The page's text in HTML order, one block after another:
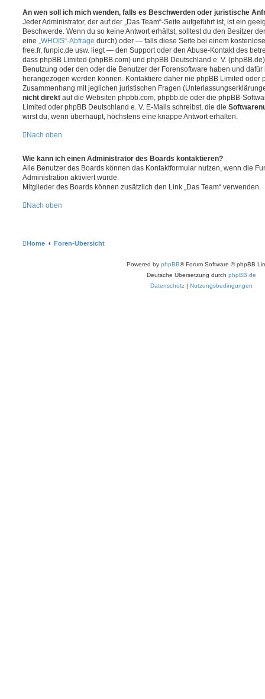
An wen soll ich mich wenden, falls es Beschwerden oder juristische
Jeder Administrator, der auf der „Das Team“-Seite aufgeführt ist, ist ein
Beschwerde. Wenn du so keine Antwort erhältst, solltest du den Besitzer
eine „WHOIS“-Abfrage durch) oder — falls diese Seite bei einem
free.fr, funpic.de usw. liegt — den Support oder den Abuse-Kontakt des
dass phpBB Limited (phpBB.com) und phpBB Deutschland e. V.
Benutzung oder den oder die Benutzer der Forensoftware haben und
herangezogen werden können. Kontaktiere daher nie phpBB Limited oder
Zusammenhang mit jeglichen juristischen Fragen
nicht direkt auf die Websiten phpbb.com, phpbb.de oder die phpBB-
Limited oder phpBB Deutschland e. V. E-Mails schreibst, die die
wirst du, wenn überhaupt, höchstens eine knappe Antwort erhalten.
Nach oben
Wie kann ich einen Administrator des Boards kontaktieren?
Alle Benutzer des Boards können das Kontaktformular nutzen, wenn die
Administration aktiviert wurde.
Mitglieder des Boards können zusätzlich den Link „Das Team“ verwenden.
Nach oben
Home Foren-Übersicht
Powered by phpBB® Forum Software © phpBB
Deutsche Übersetzung durch phpBB.de
Datenschutz | Nutzungsbedingungen